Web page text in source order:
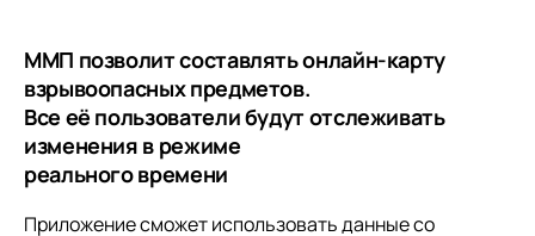
ММП позволит составлять онлайн-карту
взрывоопасных предметов.
Все её пользователи будут отслеживать
изменения в режиме
реального времени
Приложение сможет использовать данные со